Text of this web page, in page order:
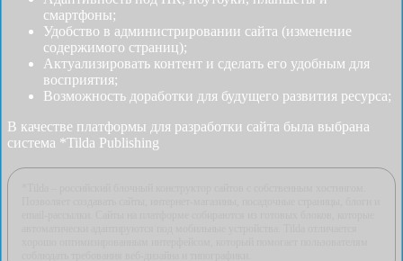
смартфоны;
Удобство в администрировании сайта (изменение
содержимого страниц);
Актуализировать контент и сделать его удобным для
восприятия;
Возможность доработки для будущего развития ресурса;
В качестве платформы для разработки сайта была выбрана
система *Tilda Publishing